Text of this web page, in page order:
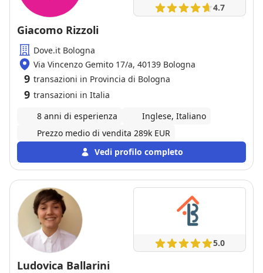
4.7
Giacomo Rizzoli
Dove.it Bologna
Via Vincenzo Gemito 17/a, 40139 Bologna
9 transazioni in Provincia di Bologna
9 transazioni in Italia
8 anni di esperienza
Inglese, Italiano
Prezzo medio di vendita 289k EUR
Vedi profilo completo
5.0
Ludovica Ballarini